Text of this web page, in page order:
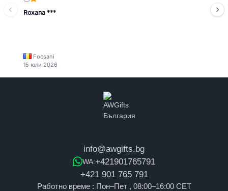
Roxana ***
Focsani
15 юли 2026
info@awgifts.bg
WA:+421901765791
+421 901 765 791
Работно време : Пон–Пет , 08:00–16:00 CET